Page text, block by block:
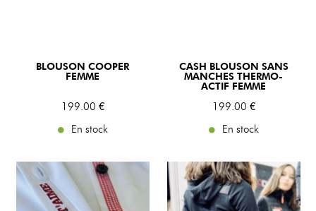
BLOUSON COOPER
FEMME
199 .00 €
En stock
CASH BLOUSON SANS
MANCHES THERMO-
ACTIF FEMME
199 .00 €
En stock